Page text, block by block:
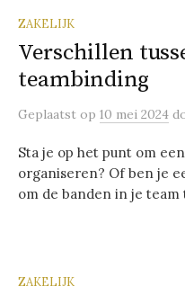
ZAKELIJK
Verschillen
teambinding
Geplaatst op 10 mei 2024
Sta je op het punt om
organiseren? Of ben je
om de banden in je
ZAKELIJK